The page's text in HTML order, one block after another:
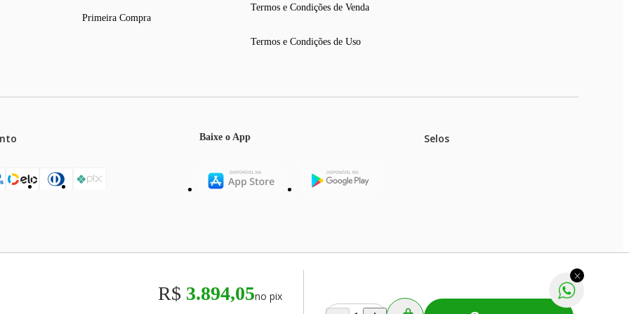
R$ 3.894,05no pix
Primeira Compra
Termos e Condições de Venda
Termos e Condições de Uso
Baixe o App Selos
válidos exclusivamente para compras efetuadas no site, podendo diferir na rede de lojas físicas.
os preços e condições comerciais estão sujeitos a alteração sem aviso prévio. Fast Shop S. A. CNPJ: 43.708.379/0001-